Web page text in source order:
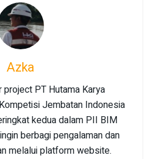
Azka
PT Hutama Karya
Jembatan Indonesia
kedua dalam PII BIM
berbagi pengalaman dan
melalui platform website.